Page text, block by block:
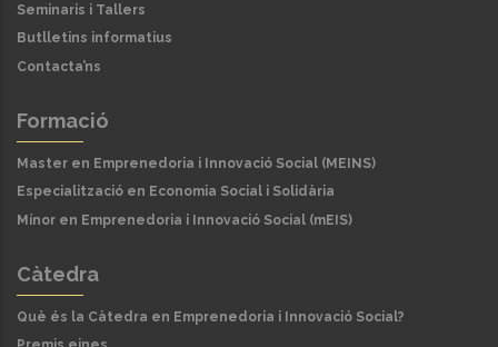
Seminaris i Tallers
Butlletins informatius
Contacta’ns
Formació
Master en Emprenedoria i Innovació Social (MEINS)
Especialització en Economia Social i Solidària
Mínor en Emprenedoria i Innovació Social (mEIS)
Càtedra
Què és la Càtedra en Emprenedoria i Innovació Social?